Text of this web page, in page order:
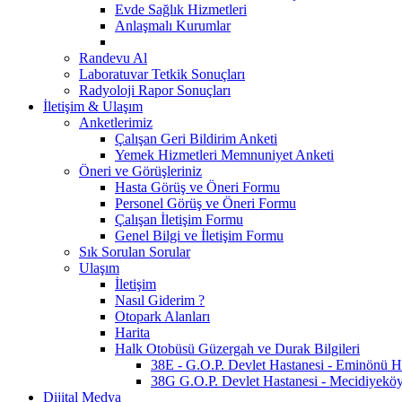
Evde Sağlık Hizmetleri
Anlaşmalı Kurumlar
Randevu Al
Laboratuvar Tetkik Sonuçları
Radyoloji Rapor Sonuçları
İletişim & Ulaşım
Anketlerimiz
Çalışan Geri Bildirim Anketi
Yemek Hizmetleri Memnuniyet Anketi
Öneri ve Görüşleriniz
Hasta Görüş ve Öneri Formu
Personel Görüş ve Öneri Formu
Çalışan İletişim Formu
Genel Bilgi ve İletişim Formu
Sık Sorulan Sorular
Ulaşım
İletişim
Nasıl Giderim ?
Otopark Alanları
Harita
Halk Otobüsü Güzergah ve Durak Bilgileri
38E - G.O.P. Devlet Hastanesi - Eminönü
38G G.O.P. Devlet Hastanesi -
Dijital Medya